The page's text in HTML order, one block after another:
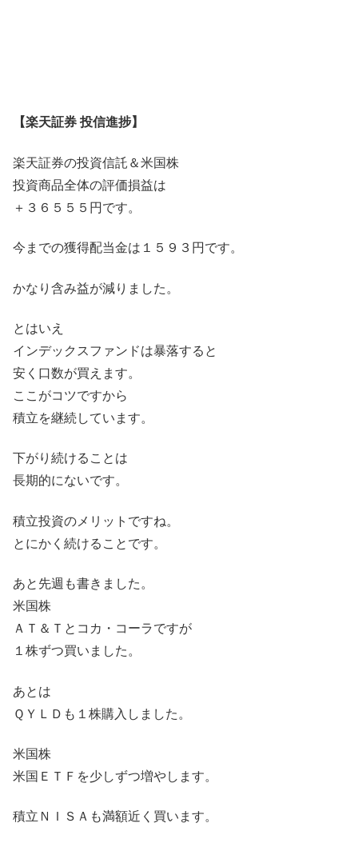
【楽天証券 投信進捗】
楽天証券の投資信託＆米国株
投資商品全体の評価損益は
＋３６５５５円です。
今までの獲得配当金は１５９３円です。
かなり含み益が減りました。
とはいえ
インデックスファンドは暴落すると
安く口数が買えます。
ここがコツですから
積立を継続しています。
下がり続けることは
長期的にないです。
積立投資のメリットですね。
とにかく続けることです。
あと先週も書きました。
米国株
ＡＴ＆Ｔとコカ・コーラですが
１株ずつ買いました。
あとは
ＱＹＬＤも１株購入しました。
米国株
米国ＥＴＦを少しずつ増やします。
積立ＮＩＳＡも満額近く買います。